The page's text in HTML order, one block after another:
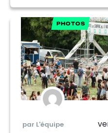
PHOTOS
par L'équipe